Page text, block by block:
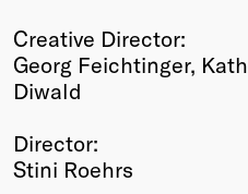
Creative Director:
Georg Feichtinger,
Diwald
Director:
Stini Roehrs